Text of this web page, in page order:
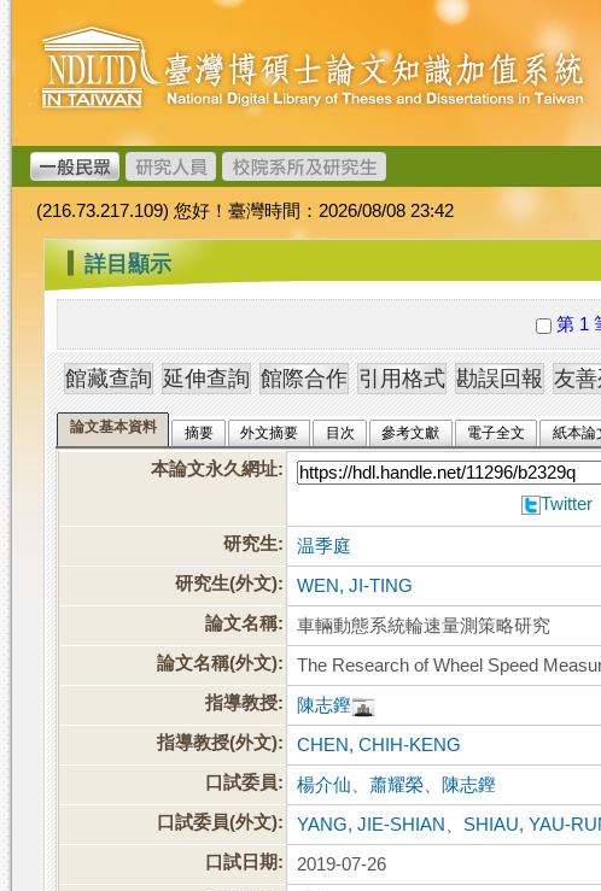
跳
到
主
要
內
容
臺
灣
博
碩
士
論
文
加
值
系
統
(216.73.217.109) 您好！臺灣時間：2026/08/08 23:42
::: 詳目顯示
第 1
論文基本資料 摘要 外文摘要 目次 參考文獻 電子全文 紙本論
本論文永久網址:
Twitter
研究生:
温季庭
研究生(外文):
WEN, JI-TING
論文名稱:
車輛動態系統輪速量測策略研究
論文名稱(外文):
The Research of Wheel Speed
指導教授:
陳志鏗
指導教授(外文):
CHEN, CHIH-KENG
口試委員:
楊介仙 、蕭耀榮
陳志鏗
口試委員(外文):
YANG, JIE-SHIAN SHIAU, YAU-
口試日期:
2019-07-26